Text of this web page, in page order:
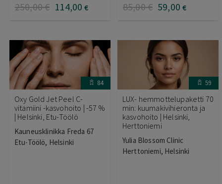
250,00€ 114,00 € 85,00€ 59,00 €
84
Oxy Gold Jet Peel C-
vitamiini -kasvohoito | -57 %
| Helsinki, Etu-Töölö
Kauneusklinikka Freda 67
Etu-Töölö, Helsinki
59
LUX- hemmottelupaketti 70
min: kuumakivihieronta ja
kasvohoito | Helsinki,
Herttoniemi
Yulia Blossom Clinic
Herttoniemi, Helsinki